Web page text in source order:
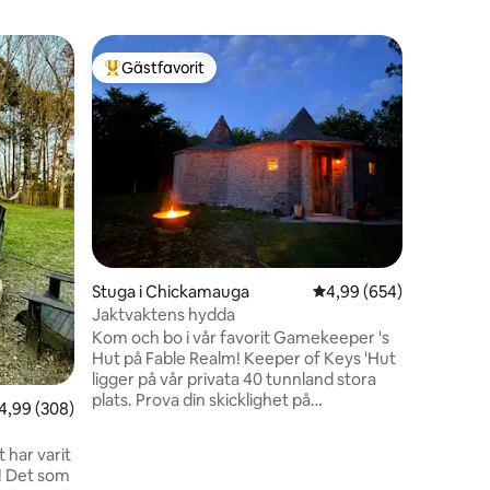
av 5 i genomsnittligt betyg, 308 omdömen
(308)
Populär gästfavorit
Gästfavorit
Stuga i Chickamauga 4,99 av 5 i
4,99 (654)
Jaktvaktens hydda
Kom och bo i vår favorit Gamekeeper 's
Hut på Fable Realm! Keeper of Keys 'Hut
ligger på vår privata 40 tunnland stora
plats. Prova din skicklighet på